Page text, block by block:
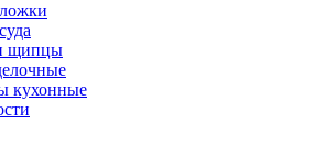
щипцы
кухонные